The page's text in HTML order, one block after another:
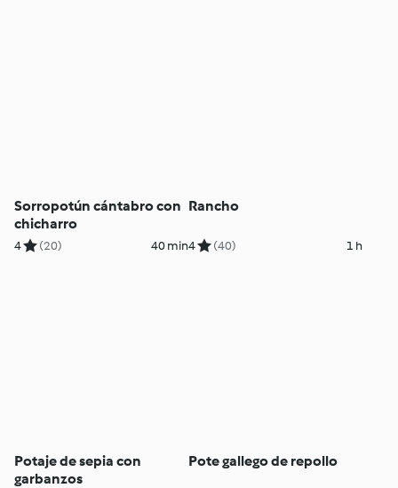
Sorropotún cántabro con
chicharro
4 (20) 40 min
Rancho
4 (40) 1 h
Potaje de sepia con
garbanzos
Pote gallego de repollo